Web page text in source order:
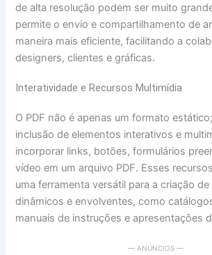
de alta resolução podem ser muito
permite o envio e compartilhamento de
maneira mais eficiente, facilitando a
designers, clientes e gráficas.
Interatividade e Recursos Multimídia
O PDF não é apenas um formato
inclusão de elementos interativos e
incorporar links, botões, formulários
vídeo em um arquivo PDF. Esses
uma ferramenta versátil para a criação
dinâmicos e envolventes, como
manuais de instruções e apresentações
— ANÚNCIOS —